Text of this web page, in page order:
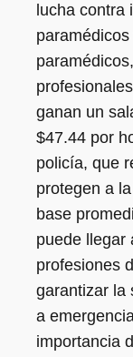
lucha contra
ganan un
$47.44 por
policía, que
protegen a
base
puede llegar
profesiones
garantizar la
a
importancia